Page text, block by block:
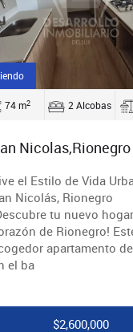
74 m2 2 Alcobas
Nicolas,Rionegro
el Estilo de Vida
Nicolás, Rionegro
tu nuevo
de Rionegro!
apartamento
el ba
$2,600,000